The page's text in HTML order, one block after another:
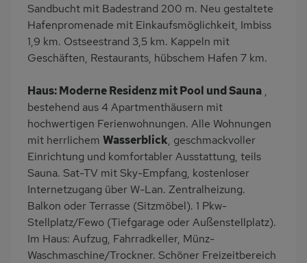
Balkon/Loggia
PKW-Parkplatz
Dusche/WC
Küche
Herd (4 Kochfelder)
Backofen
Meerblick/Seeblick
Babybett
Kinderhochstuhl
Fahrradabstellraum
Nichtraucher
Internet
Balkonmöbel
Kaffeemaschine
Strandnah
Bettwäsche mietbar
Handtücher mietbar
Sandbucht mit Badestrand 200 m. Neu gestaltete
Hafenpromenade mit Einkaufsmöglichkeit, Imbiss
1,9 km. Ostseestrand 3,5 km. Kappeln mit
Geschäften, Restaurants, hübschem Hafen 7 km.
Haus: Moderne Residenz mit Pool und Sauna ,
bestehend aus 4 Apartmenthäusern mit
hochwertigen Ferienwohnungen. Alle Wohnungen
mit herrlichem Wasserblick, geschmackvoller
Einrichtung und komfortabler Ausstattung, teils
Sauna. Sat-TV mit Sky-Empfang, kostenloser
Internetzugang über W-Lan. Zentralheizung.
Balkon oder Terrasse (Sitzmöbel). 1 Pkw-
Stellplatz/Fewo (Tiefgarage oder Außenstellplatz).
Im Haus: Aufzug, Fahrradkeller, Münz-
Waschmaschine/Trockner. Schöner Freizeitbereich